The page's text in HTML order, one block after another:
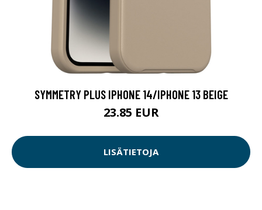
SYMMETRY PLUS IPHONE 14/IPHONE 13 BEIGE
23.85 EUR
LISÄTIETOJA